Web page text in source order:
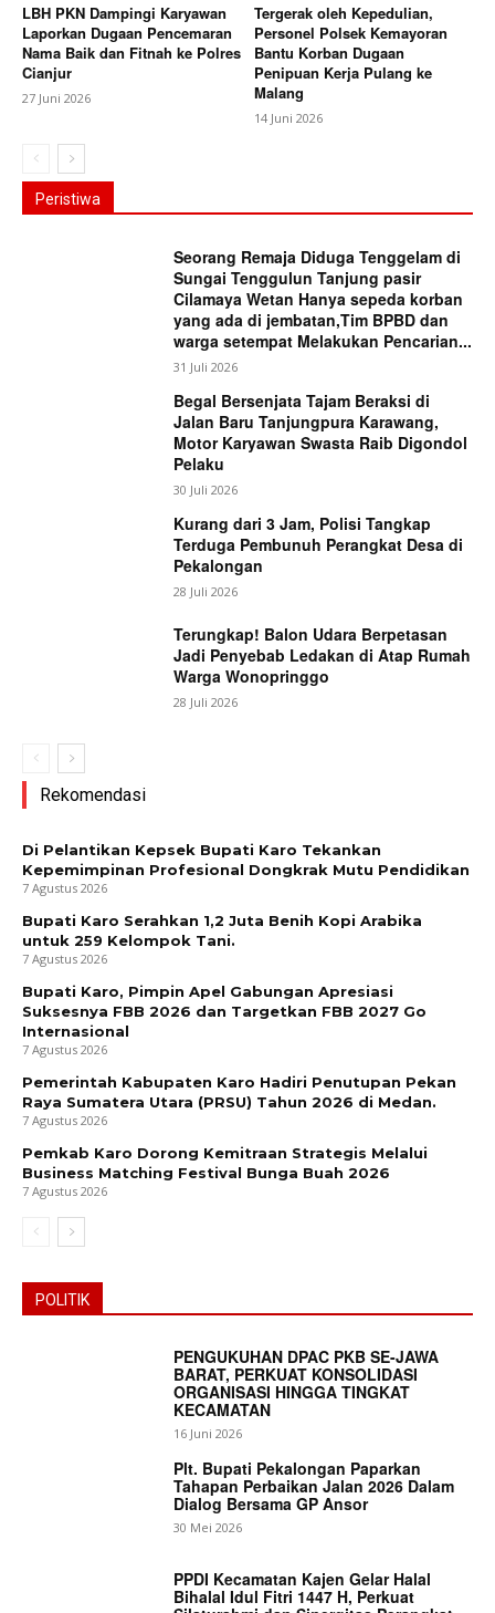
LBH PKN Dampingi Karyawan
Laporkan Dugaan Pencemaran
Nama Baik dan Fitnah ke Polres
Cianjur
27 Juni 2026
Tergerak oleh Kepedulian,
Personel Polsek Kemayoran
Bantu Korban Dugaan
Penipuan Kerja Pulang ke
Malang
14 Juni 2026
Peristiwa
Seorang Remaja Diduga Tenggelam di
Sungai Tenggulun Tanjung pasir
Cilamaya Wetan Hanya sepeda korban
yang ada di jembatan,Tim BPBD dan
warga setempat Melakukan Pencarian...
31 Juli 2026
Begal Bersenjata Tajam Beraksi di
Jalan Baru Tanjungpura Karawang,
Motor Karyawan Swasta Raib Digondol
Pelaku
30 Juli 2026
Kurang dari 3 Jam, Polisi Tangkap
Terduga Pembunuh Perangkat Desa di
Pekalongan
28 Juli 2026
Terungkap! Balon Udara Berpetasan
Jadi Penyebab Ledakan di Atap Rumah
Warga Wonopringgo
28 Juli 2026
Rekomendasi
Di Pelantikan Kepsek Bupati Karo Tekankan
Kepemimpinan Profesional Dongkrak Mutu Pendidikan
7 Agustus 2026
Bupati Karo Serahkan 1,2 Juta Benih Kopi Arabika
untuk 259 Kelompok Tani.
7 Agustus 2026
Bupati Karo, Pimpin Apel Gabungan Apresiasi
Suksesnya FBB 2026 dan Targetkan FBB 2027 Go
Internasional
7 Agustus 2026
Pemerintah Kabupaten Karo Hadiri Penutupan Pekan
Raya Sumatera Utara (PRSU) Tahun 2026 di Medan.
7 Agustus 2026
Pemkab Karo Dorong Kemitraan Strategis Melalui
Business Matching Festival Bunga Buah 2026
7 Agustus 2026
POLITIK
PENGUKUHAN DPAC PKB SE-JAWA
BARAT, PERKUAT KONSOLIDASI
ORGANISASI HINGGA TINGKAT
KECAMATAN
16 Juni 2026
Plt. Bupati Pekalongan Paparkan
Tahapan Perbaikan Jalan 2026 Dalam
Dialog Bersama GP Ansor
30 Mei 2026
PPDI Kecamatan Kajen Gelar Halal
Bihalal Idul Fitri 1447 H, Perkuat